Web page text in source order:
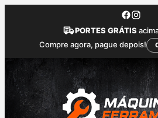
conteúdo
PORTES GRÁTIS
Compre agora, pague depois!